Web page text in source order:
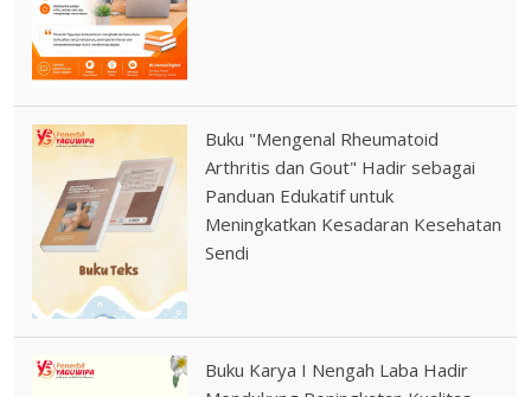
Buku "Mengenal Rheumatoid
Arthritis dan Gout" Hadir sebagai
Panduan Edukatif untuk
Meningkatkan Kesadaran Kesehatan
Sendi
Buku Karya I Nengah Laba Hadir